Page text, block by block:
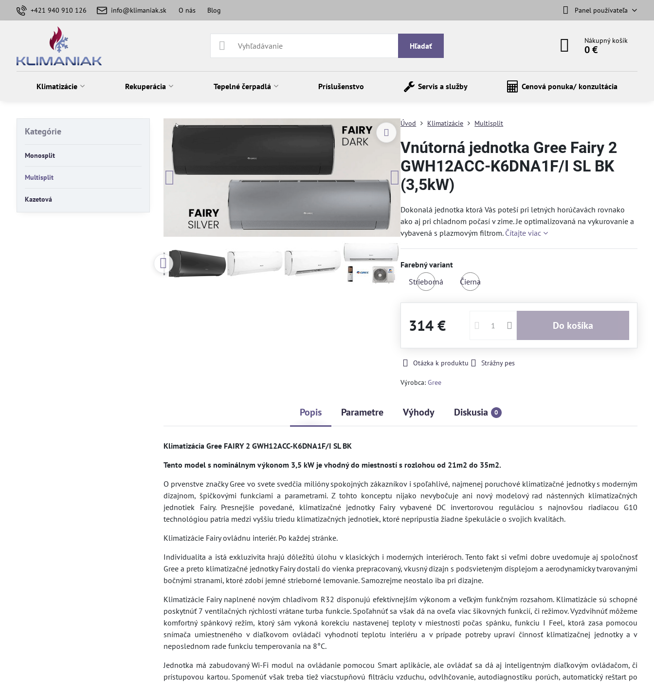
+421 940 910 126 info@klimaniak.sk O nás Blog Panel používateľa
Hľadať
Nákupný košík
0 €
Klimatizácie Rekuperácia Tepelné čerpadlá Príslušenstvo Servis a služby Cenová ponuka/ konzultácia
Úvod Klimatizácie Multisplit
Vnútorná jednotka Gree Fairy 2
GWH12ACC-K6DNA1F/I SL BK
(3,5kW)
Dokonalá jednotka ktorá Vás poteší pri letných horúčavách rovnako
ako aj pri chladnom počasí v zime. Je optimalizovaná na vykurovanie a
vybavená s plazmovým filtrom. Čítajte viac
Farebný variant
Strieborná
Čierna
314 € Do košíka
Otázka k produktu Strážny pes
Výrobca:Gree
Popis Parametre Výhody Diskusia 0
Klimatizácia Gree FAIRY 2 GWH12ACC-K6DNA1F/I SL BK
Tento model s nominálnym výkonom 3,5 kW je vhodný do miestností s rozlohou od 21m2 do 35m2.
O prvenstve značky Gree vo svete svedčia milióny spokojných zákazníkov i spoľahlivé, najmenej poruchové klimatizačné jednotky s moderným
dizajnom, špičkovými funkciami a parametrami. Z tohto konceptu nijako nevybočuje ani nový modelový rad nástenných klimatizačných
jednotiek Fairy. Presnejšie povedané, klimatizačné jednotky Fairy vybavené DC invertorovou reguláciou s najnovšou riadiacou G10
technológiou patria medzi vyššiu triedu klimatizačných jednotiek, ktoré nepripustia žiadne špekulácie o svojich kvalitách.
Klimatizácie Fairy ovládnu interiér. Po každej stránke.
Individualita a istá exkluzivita hrajú dôležitú úlohu v klasických i moderných interiéroch. Tento fakt si veľmi dobre uvedomuje aj spoločnosť
Gree a preto klimatizačné jednotky Fairy dostali do vienka prepracovaný, vkusný dizajn s podsvieteným displejom a aerodynamicky tvarovanými
bočnými stranami, ktoré zdobí jemné strieborné lemovanie. Samozrejme neostalo iba pri dizajne.
Klimatizácie Fairy naplnené novým chladivom R32 disponujú efektívnejším výkonom a veľkým funkčným rozsahom. Klimatizácie sú schopné
poskytnúť 7 ventilačných rýchlostí vrátane turba funkcie. Spoľahnúť sa však dá na oveľa viac šikovných funkcií, či režimov. Vyzdvihnúť môžeme
komfortný spánkový režim, ktorý sám vykoná korekciu nastavenej teploty v miestnosti počas spánku, funkciu I Feel, ktorá zasa pomocou
snímača umiestneného v diaľkovom ovládači vyhodnotí teplotu interiéru a v prípade potreby upraví činnosť klimatizačnej jednotky a v
neposlednom rade funkciu temperovania na 8°C.
Jednotka má zabudovaný Wi-Fi modul na ovládanie pomocou Smart aplikácie, ale ovládať sa dá aj inteligentným diaľkovým ovládačom, či
prístupovou kartou. Spomenúť však treba tiež viacstupňovú filtráciu vzduchu, odvlhčovanie, autodiagnostiku porúch, automatický reštart po
Kategórie
Monosplit
Multisplit
Kazetová